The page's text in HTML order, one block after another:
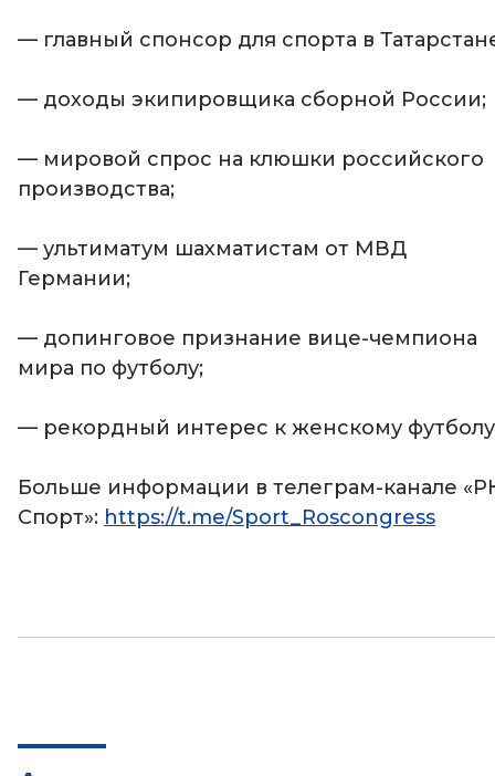
— главный спонсор для спорта в
— доходы экипировщика сборной России;
— мировой спрос на клюшки российского
производства;
— ультиматум шахматистам от МВД
Германии;
— допинговое признание вице-чемпиона
мира по футболу;
— рекордный интерес к женскому
Больше информации в телеграм-канале
Спорт»: https://t.me/Sport_Roscongress